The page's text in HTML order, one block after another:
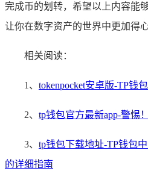
完成币的划转，希望以上内容能
让你在数字资产的世界中更加得心
相关阅读：
1、 tokenpocket安卓版-TP钱
2、 tp钱包官方最新app-警惕
3、 tp钱包下载地址-TP钱包中
的详细指南